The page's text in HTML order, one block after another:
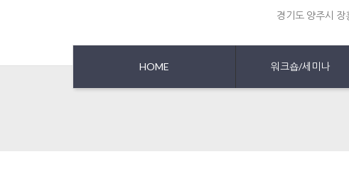
경기도 양주시
HOME 워크숍/세미나